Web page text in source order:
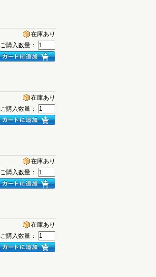
在庫あり
ご購入数量：
在庫あり
ご購入数量：
在庫あり
ご購入数量：
在庫あり
ご購入数量：